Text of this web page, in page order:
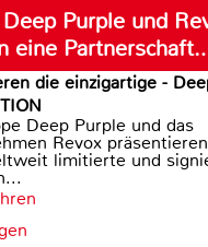
Purple und
eine
die einzigartige -
Deep Purple und das
Revox
limitierte und